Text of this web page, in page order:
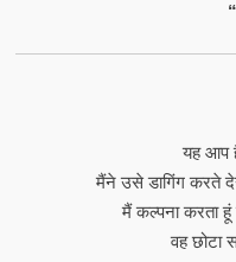
यह आप
मैंने उसे डागिंग करते
मैं कल्पना करता
वह छोटा